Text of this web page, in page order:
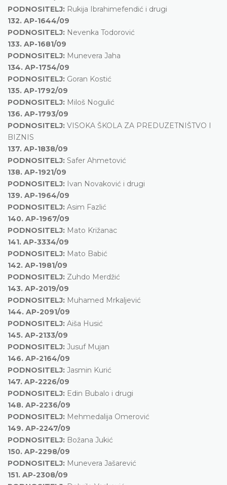
PODNOSITELJ: Rukija Ibrahimefendić i drugi
132. AP-1644/09
PODNOSITELJ: Nevenka Todorović
133. AP-1681/09
PODNOSITELJ: Munevera Jaha
134. AP-1754/09
PODNOSITELJ: Goran Kostić
135. AP-1792/09
PODNOSITELJ: Miloš Nogulić
136. AP-1793/09
PODNOSITELJ: VISOKA ŠKOLA ZA PREDUZETNIŠTVO I
BIZNIS
137. AP-1838/09
PODNOSITELJ: Safer Ahmetović
138. AP-1921/09
PODNOSITELJ: Ivan Novaković i drugi
139. AP-1964/09
PODNOSITELJ: Asim Fazlić
140. AP-1967/09
PODNOSITELJ: Mato Križanac
141. AP-3334/09
PODNOSITELJ: Mato Babić
142. AP-1981/09
PODNOSITELJ: Zuhdo Merdžić
143. AP-2019/09
PODNOSITELJ: Muhamed Mrkaljević
144. AP-2091/09
PODNOSITELJ: Aiša Husić
145. AP-2133/09
PODNOSITELJ: Jusuf Mujan
146. AP-2164/09
PODNOSITELJ: Jasmin Kurić
147. AP-2226/09
PODNOSITELJ: Edin Bubalo i drugi
148. AP-2236/09
PODNOSITELJ: Mehmedalija Omerović
149. AP-2247/09
PODNOSITELJ: Božana Jukić
150. AP-2298/09
PODNOSITELJ: Munevera Jašarević
151. AP-2308/09